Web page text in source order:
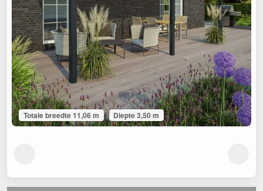
Totale breedte 11,06 m Diepte 3,50 m